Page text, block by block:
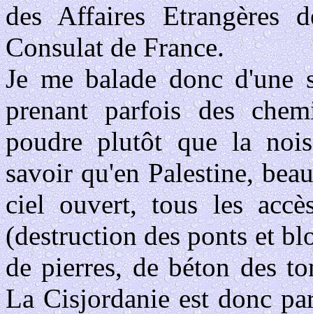
des Affaires Etrangères
Consulat de France.
Je me balade donc d'une
prenant parfois des
poudre plutôt que la
savoir qu'en Palestine,
ciel ouvert, tous les
(destruction des ponts et
de pierres, de béton des
La Cisjordanie est donc